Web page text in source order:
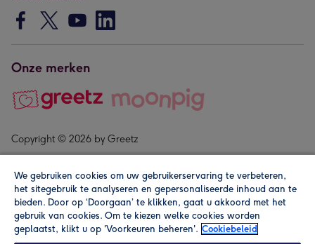
Onze merken
Copyright © 2026 by Greetz
Alle prijzen zijn inclusief btw en andere heffingen. Lees de
We gebruiken cookies om uw gebruikerservaring te verbeteren,
het sitegebruik te analyseren en gepersonaliseerde inhoud aan te
bieden. Door op ‘Doorgaan’ te klikken, gaat u akkoord met het
gebruik van cookies. Om te kiezen welke cookies worden
geplaatst, klikt u op 'Voorkeuren beheren'. Cookiebeleid